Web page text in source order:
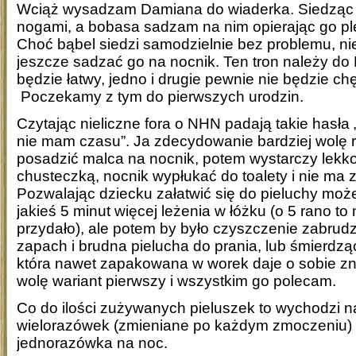
Wciąż wysadzam Damiana do wiaderka.
nogami, a bobasa sadzam na nim opierając go
Choć bąbel siedzi samodzielnie bez problemu,
jeszcze sadzać go na nocnik. Ten tron należy do
będzie łatwy, jedno i drugie pewnie nie będzie
Poczekamy z tym do pierwszych urodzin.
Czytając nieliczne fora o NHN padają takie hasła
nie mam czasu”. Ja zdecydowanie bardziej wolę
posadzić malca na nocnik, potem wystarczy
chusteczką, nocnik wypłukać do toalety i nie ma
Pozwalając dziecku załatwić się do pieluchy
jakieś 5 minut więcej leżenia w łóżku (o 5 rano to
przydało), ale potem by było czyszczenie
zapach i brudna pielucha do prania, lub
która nawet zapakowana w worek daje o sobie
wolę wariant pierwszy i wszystkim go polecam.
Co do ilości zużywanych pieluszek to wychodzi
wielorazówek (zmieniane po każdym zmoczeniu)
jednorazówka na noc.